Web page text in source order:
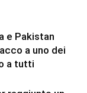
e Pakistan
a uno dei
a tutti